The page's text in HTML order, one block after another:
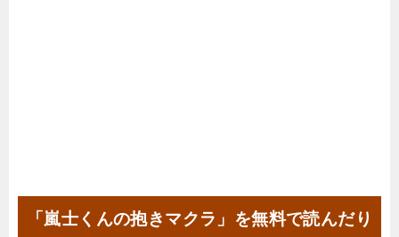
「嵐士くんの抱きマクラ」を無料で読んだり